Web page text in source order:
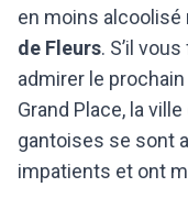
en moins alcoolisé
de Fleurs. S’il
admirer le
Grand Place, la
gantoises se sont
impatients et ont